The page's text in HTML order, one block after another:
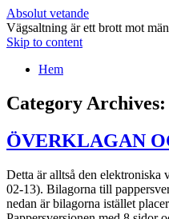
Absolut vetande
Vägsaltning är ett brott mot
Skip to content
Hem
Category Archives:
ÖVERKLAGAN
Detta är alltså den elektroniska
02-13). Bilagorna till
nedan är bilagorna istället